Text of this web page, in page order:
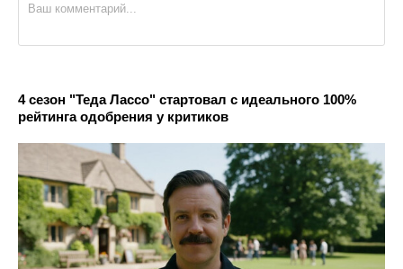
4 сезон "Теда Лассо" стартовал с идеального 100%
рейтинга одобрения у критиков